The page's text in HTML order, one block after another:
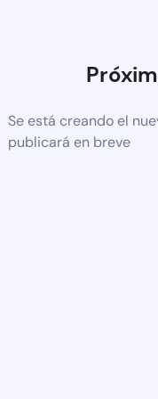
Se está creando el
publicará en breve